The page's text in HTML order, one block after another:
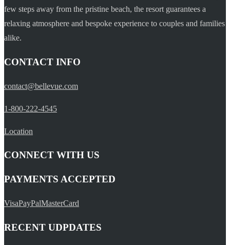
few steps away from the pristine beach, the resort guarantees a
relaxing atmosphere and bespoke experience to couples and families
alike.
CONTACT INFO
contact@bellevue.com
1-800-222-4545
Location
CONNECT WITH US
PAYMENTS ACCEPTED
VisaPayPalMasterCard
RECENT UDPDATES